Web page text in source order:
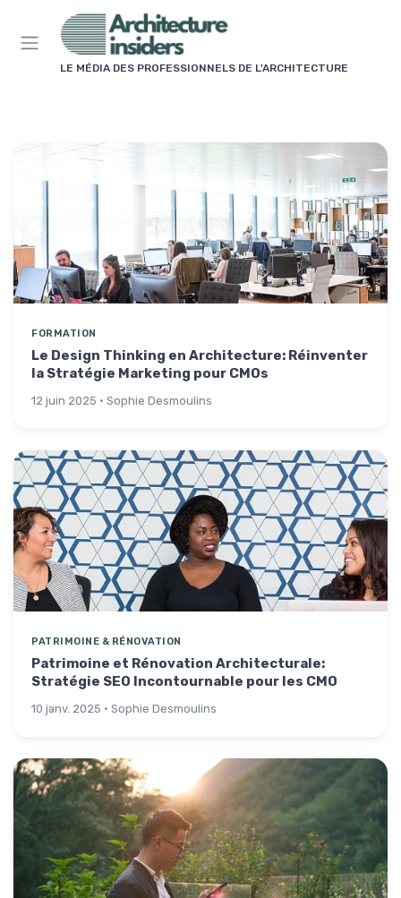
LE MÉDIA DES PROFESSIONNELS DE L'ARCHITECTURE
FORMATION
Le Design Thinking en Architecture: Réinventer
la Stratégie Marketing pour CMOs
12 juin 2025 · Sophie Desmoulins
PATRIMOINE & RÉNOVATION
Patrimoine et Rénovation Architecturale:
Stratégie SEO Incontournable pour les CMO
10 janv. 2025 · Sophie Desmoulins
Panneau de gestion des cookies